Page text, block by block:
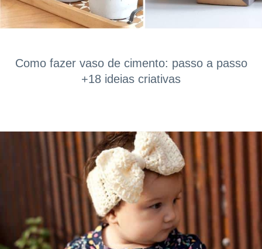
Como fazer vaso de cimento: passo a passo
+18 ideias criativas